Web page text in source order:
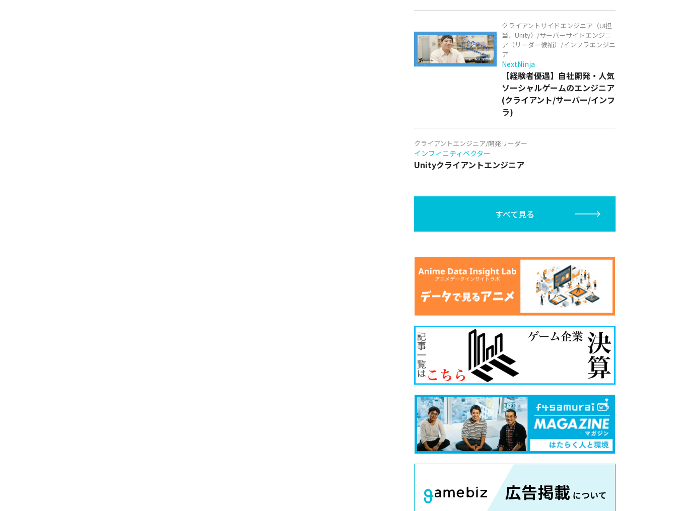
クライアントサイドエンジニア（UI担
当、Unity）/サーバーサイドエンジニ
ア（リーダー候補）/インフラエンジニ
ア
NextNinja
【経験者優遇】自社開発・人気
ソーシャルゲームのエンジニア
(クライアント/サーバー/インフ
ラ)
クライアントエンジニア/開発リーダー
インフィニティベクター
Unityクライアントエンジニア
すべて見る